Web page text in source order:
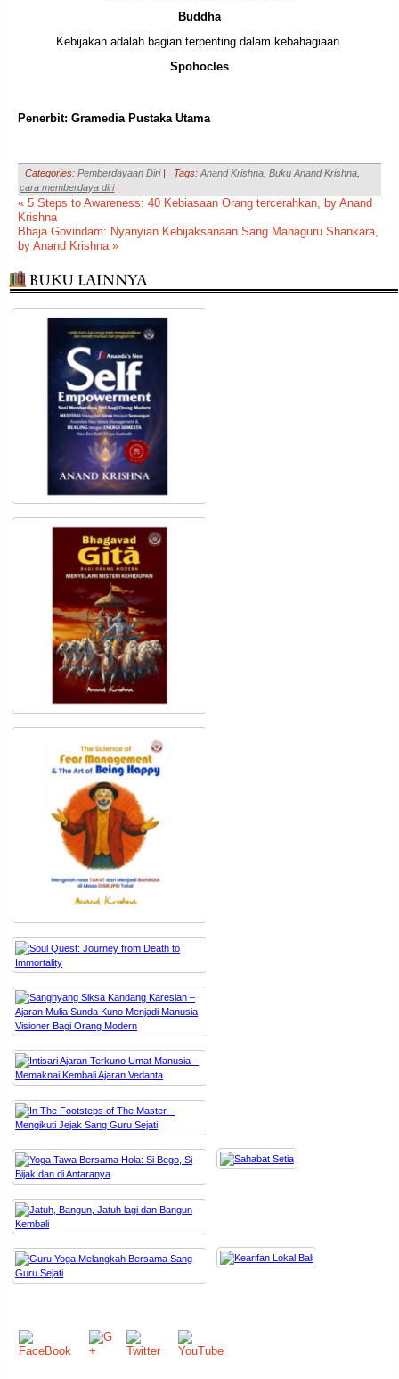
Buddha
Kebijakan adalah bagian terpenting dalam kebahagiaan.
Spohocles
Penerbit: Gramedia Pustaka Utama
Categories:Pemberdayaan Diri Tags:Anand Krishna ,Buku Anand Krishna
cara memberdaya diri
« 5 Steps to Awareness: 40 Kebiasaan Orang tercerahkan, by Anand
Krishna
Bhaja Govindam: Nyanyian Kebijaksanaan Sang Mahaguru Shankara,
by Anand Krishna »